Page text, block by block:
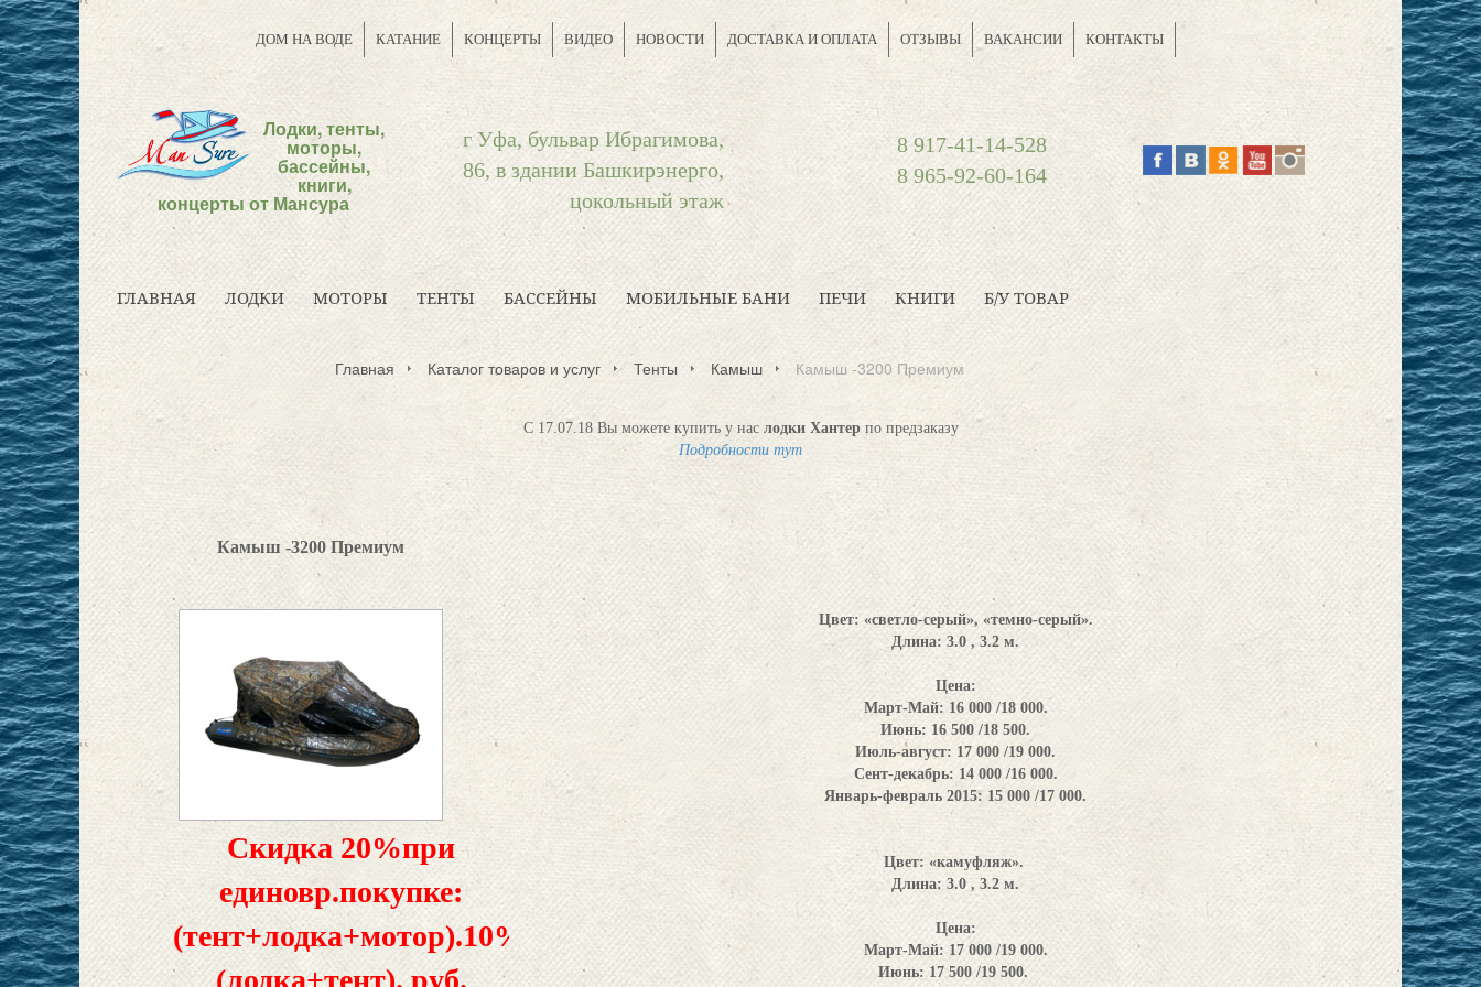
ДОМ НА ВОДЕ КАТАНИЕ КОНЦЕРТЫ ВИДЕО НОВОСТИ ДОСТАВКА И ОПЛАТА ОТЗЫВЫ ВАКАНСИИ КОНТАКТЫ
Лодки, тенты,
моторы,
бассейны,
книги,
концерты от Мансура
г Уфа, бульвар Ибрагимова,
86, в здании Башкирэнерго,
цокольный этаж
8 917-41-14-528
8 965-92-60-164
ГЛАВНАЯ ЛОДКИ МОТОРЫ ТЕНТЫ БАССЕЙНЫ МОБИЛЬНЫЕ БАНИ ПЕЧИ КНИГИ Б/У ТОВАР
Главная Каталог товаров и услуг Тенты Камыш Камыш -3200 Премиум
С 17.07.18 Вы можете купить у нас лодки Хантер по предзаказу
Подробности тут
Камыш -3200 Премиум
Скидка 20%при
единовр.покупке:
(тент+лодка+мотор).10%
(лодка+тент). руб.
Цвет: «светло-серый», «темно-серый».
Длина: 3.0 , 3.2 м.
Цена:
Март-Май: 16 000 /18 000.
Июнь: 16 500 /18 500.
Июль-август: 17 000 /19 000.
Сент-декабрь: 14 000 /16 000.
Январь-февраль 2015: 15 000 /17 000.
Цвет: «камуфляж».
Длина: 3.0 , 3.2 м.
Цена:
Март-Май: 17 000 /19 000.
Июнь: 17 500 /19 500.